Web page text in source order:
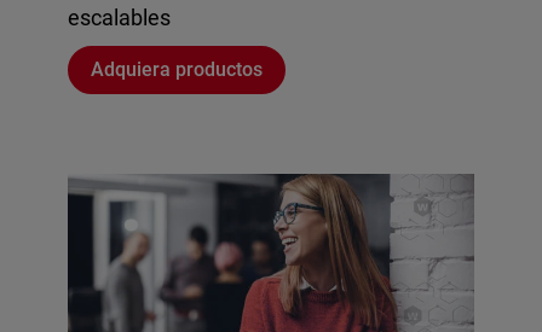
escalables
Adquiera productos